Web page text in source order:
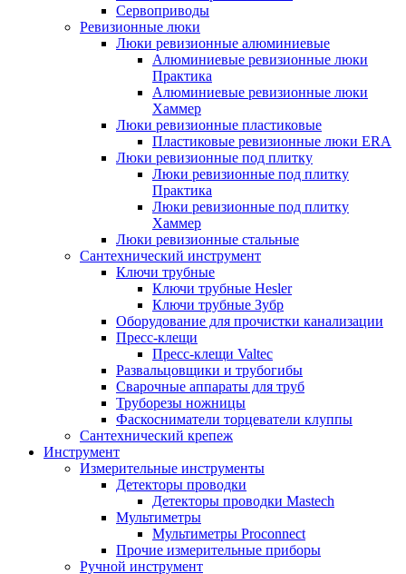
Сервоприводы
Ревизионные люки
Люки ревизионные алюминиевые
Алюминиевые ревизионные люки
Практика
Алюминиевые ревизионные люки
Хаммер
Люки ревизионные пластиковые
Пластиковые ревизионные люки ERA
Люки ревизионные под плитку
Люки ревизионные под плитку
Практика
Люки ревизионные под плитку
Хаммер
Люки ревизионные стальные
Сантехнический инструмент
Ключи трубные
Ключи трубные Hesler
Ключи трубные Зубр
Оборудование для прочистки канализации
Пресс-клещи
Пресс-клещи Valtec
Развальцовщики и трубогибы
Сварочные аппараты для труб
Труборезы ножницы
Фаскосниматели торцеватели клуппы
Сантехнический крепеж
Инструмент
Измерительные инструменты
Детекторы проводки
Детекторы проводки Mastech
Мультиметры
Мультиметры Proconnect
Прочие измерительные приборы
Ручной инструмент